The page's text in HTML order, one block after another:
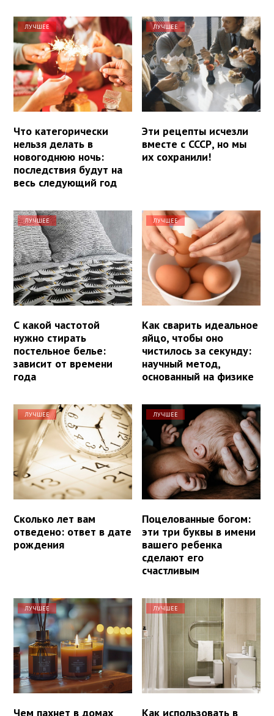
ЛУЧШЕЕ
Что категорически
нельзя делать в
новогоднюю ночь:
последствия будут на
весь следующий год
ЛУЧШЕЕ
Эти рецепты исчезли
вместе с СССР, но мы
их сохранили!
ЛУЧШЕЕ
С какой частотой
нужно стирать
постельное белье:
зависит от времени
года
ЛУЧШЕЕ
Как сварить идеальное
яйцо, чтобы оно
чистилось за секунду:
научный метод,
основанный на физике
ЛУЧШЕЕ
Сколько лет вам
отведено: ответ в дате
рождения
ЛУЧШЕЕ
Поцелованные богом:
эти три буквы в имени
вашего ребенка
сделают его
счастливым
ЛУЧШЕЕ
Чем пахнет в домах
ЛУЧШЕЕ
Как использовать в